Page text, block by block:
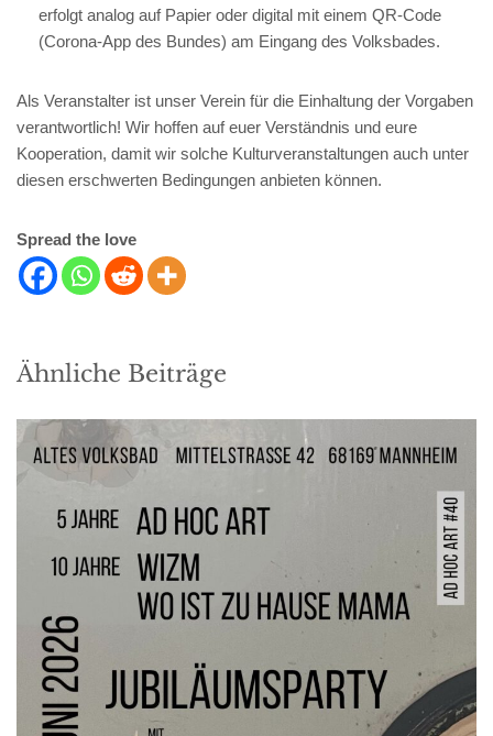
erfolgt analog auf Papier oder digital mit einem QR-Code
(Corona-App des Bundes) am Eingang des Volksbades.
Als Veranstalter ist unser Verein für die Einhaltung der Vorgaben
verantwortlich! Wir hoffen auf euer Verständnis und eure
Kooperation, damit wir solche Kulturveranstaltungen auch unter
diesen erschwerten Bedingungen anbieten können.
Spread the love
Ähnliche Beiträge